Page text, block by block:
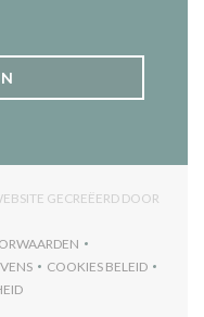
GECREËERD DOOR
VENSTER))
((OPENT IN EEN NIEUW
VENSTER))
COOKIES BELEID
((OPENT IN EEN
IN EEN NIEUW VENSTER))